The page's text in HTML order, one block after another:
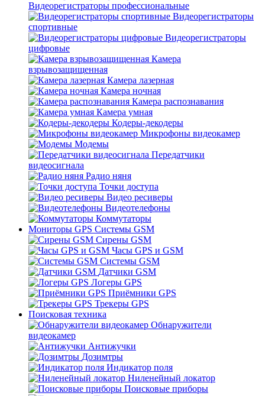
Видеорегистраторы профессиональные
Видеорегистраторы
спортивные
Видеорегистраторы
цифровые
Камера
взрывозащищенная
Камера лазерная
Камера ночная
Камера распознавания
Камера умная
Кодеры-декодеры
Микрофоны видеокамер
Модемы
Передатчики
видеосигнала
Радио няня
Точки доступа
Видео ресиверы
Видеотелефоны
Коммутаторы
Мониторы GPS Системы GSM
Сирены GSM
Часы GPS и GSM
Системы GSM
Датчики GSM
Логеры GPS
Приёмники GPS
Трекеры GPS
Поисковая техника
Обнаружители
видеокамер
Антижучки
Дозимтры
Индикатор поля
Ниленейный локатор
Поисковые приборы